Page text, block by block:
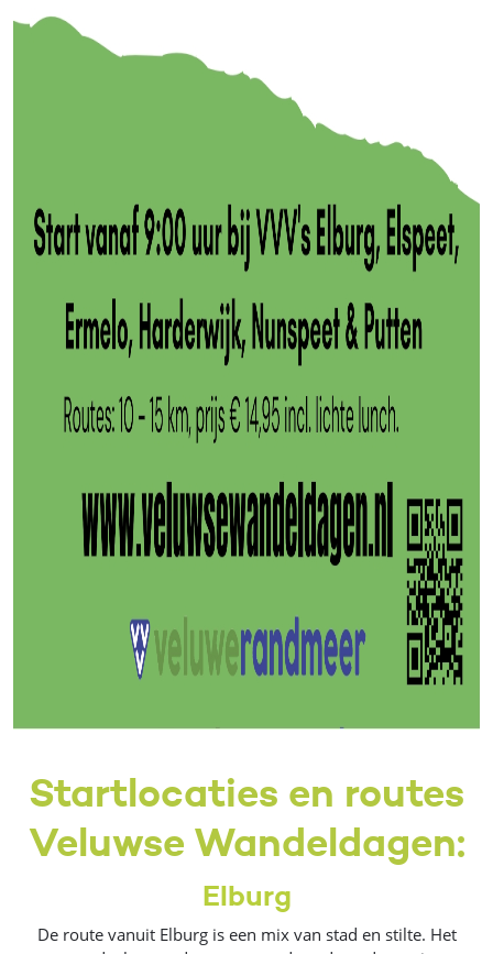
Startlocaties en routes
Veluwse Wandeldagen:
Elburg
De route vanuit Elburg is een mix van stad en stilte. Het